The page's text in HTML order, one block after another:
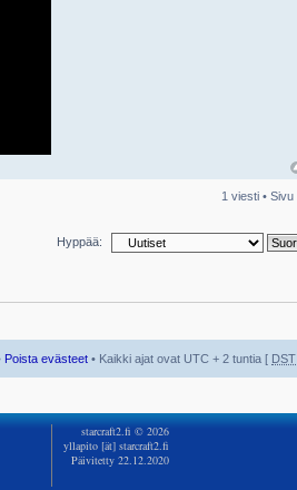
1 viesti • Sivu
Hyppää:
Poista evästeet • Kaikki ajat ovat UTC + 2 tuntia [ DST
starcraft2.fi © 2026
yllapito [ät] starcraft2.fi
Päivitetty 22.12.2020